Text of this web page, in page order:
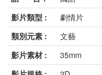
影片類型 :
劇情片
類別元素 :
文藝
影片素材 :
35mm